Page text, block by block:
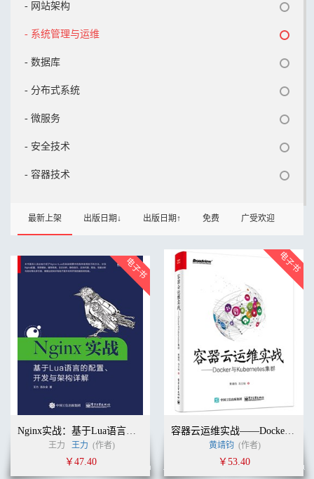
- 网站架构
- 系统管理与运维
- 数据库
- 分布式系统
- 微服务
- 安全技术
- 容器技术
最新上架 出版日期↓ 出版日期↑ 免费 广受欢迎
Nginx实战：基于Lua语言的配置、开发与架构详解
王力 王力 (作者)
￥47.40
容器云运维实战——Docker与Kubernetes集群
黄靖钧 (作者)
￥53.40